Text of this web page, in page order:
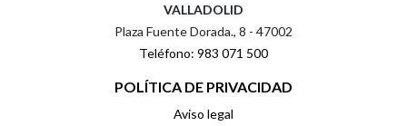
VALLADOLID
Plaza Fuente Dorada., 8 - 47002
Teléfono: 983 071 500
POLÍTICA DE PRIVACIDAD
Aviso legal